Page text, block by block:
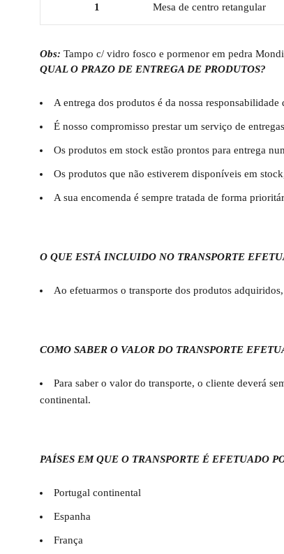
1 Mesa de centro retangular
Obs: Tampo c/ vidro fosco e pormenor em pedra
QUAL O PRAZO DE ENTREGA DE PRODUTOS?
A entrega dos produtos é da nossa
É nosso compromisso prestar um serviço de
Os produtos em stock estão prontos para entrega
Os produtos que não estiverem disponíveis em
A sua encomenda é sempre tratada de forma
O QUE ESTÁ INCLUIDO NO TRANSPORTE
Ao efetuarmos o transporte dos produtos
COMO SABER O VALOR DO TRANSPORTE
Para saber o valor do transporte, o cliente deverá
continental.
PAÍSES EM QUE O TRANSPORTE É EFETUADO
Portugal continental
Espanha
França